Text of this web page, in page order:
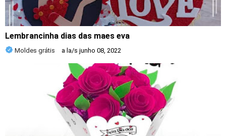
Lembrancinha dias das maes eva
Moldes grátis a la/s junho 08, 2022